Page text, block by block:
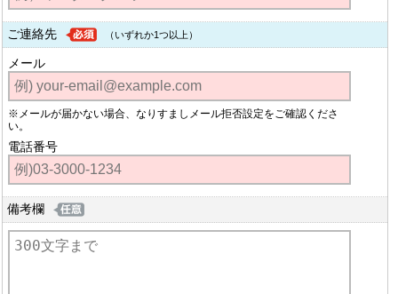
ご連絡先 （いずれか1つ以上）
メール
※メールが届かない場合、なりすましメール拒否設定をご確認くださ
い。
電話番号
備考欄